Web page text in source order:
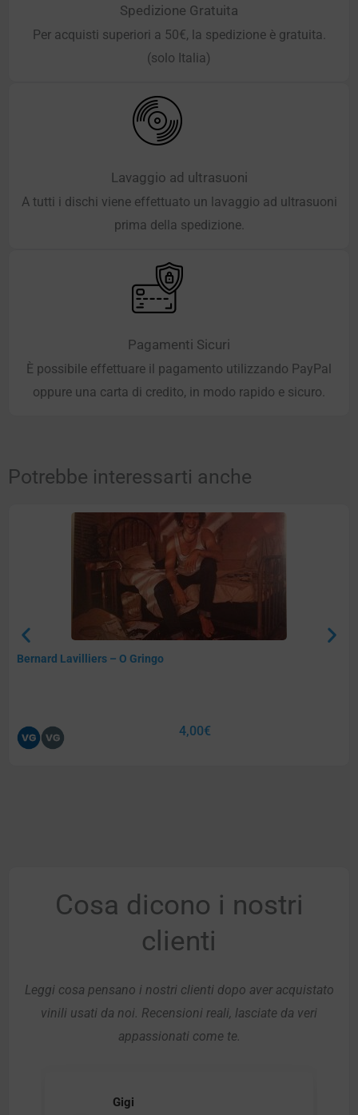
Spedizione Gratuita
Per acquisti superiori a 50€, la spedizione è gratuita.
(solo Italia)
Lavaggio ad ultrasuoni
A tutti i dischi viene effettuato un lavaggio ad ultrasuoni
prima della spedizione.
Pagamenti Sicuri
È possibile effettuare il pagamento utilizzando PayPal
oppure una carta di credito, in modo rapido e sicuro.
Potrebbe interessarti anche
Bernard Lavilliers – O Gringo
4,00€
Cosa dicono i nostri
clienti
Leggi cosa pensano i nostri clienti dopo aver acquistato
vinili usati da noi. Recensioni reali, lasciate da veri
appassionati come te.
Gigi